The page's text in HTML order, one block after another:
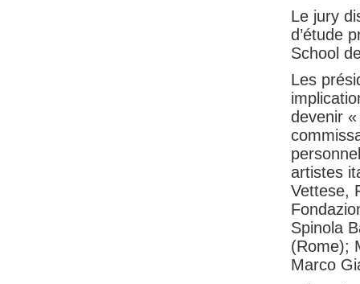
Le jury
d’étude
School
Les
devenir
artistes
Vettese,
Spinola
(Rome);
Marco